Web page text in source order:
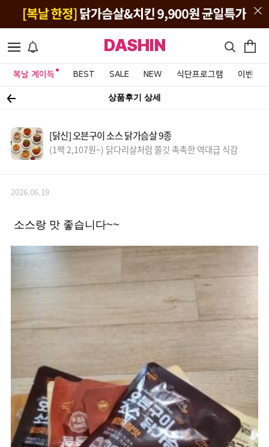
DASHIN
복날 계이득 BEST SALE NEW 식단프로그램 이벤트&
상품후기 상세
[닭신] 오븐구이 소스 닭가슴살 9종
(1팩 2,107원~) 닭다리살처럼 쫄깃 촉촉한 역대급 식감
2026.06.19
소스랑 맛 좋습니다~~